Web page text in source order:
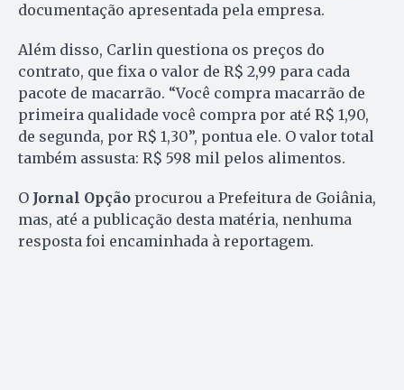
documentação apresentada pela empresa.
Além disso, Carlin questiona os preços do
contrato, que fixa o valor de R$ 2,99 para cada
pacote de macarrão. “Você compra macarrão de
primeira qualidade você compra por até R$ 1,90,
de segunda, por R$ 1,30”, pontua ele. O valor total
também assusta: R$ 598 mil pelos alimentos.
O Jornal Opção procurou a Prefeitura de Goiânia,
mas, até a publicação desta matéria, nenhuma
resposta foi encaminhada à reportagem.